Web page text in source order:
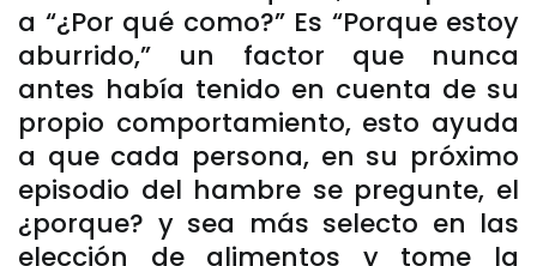
a “¿Por qué como?” Es “Porque estoy
aburrido,” un factor que nunca
antes había tenido en cuenta de su
propio comportamiento, esto ayuda
a que cada persona, en su próximo
episodio del hambre se pregunte, el
¿porque? y sea más selecto en las
elección de alimentos y tome la